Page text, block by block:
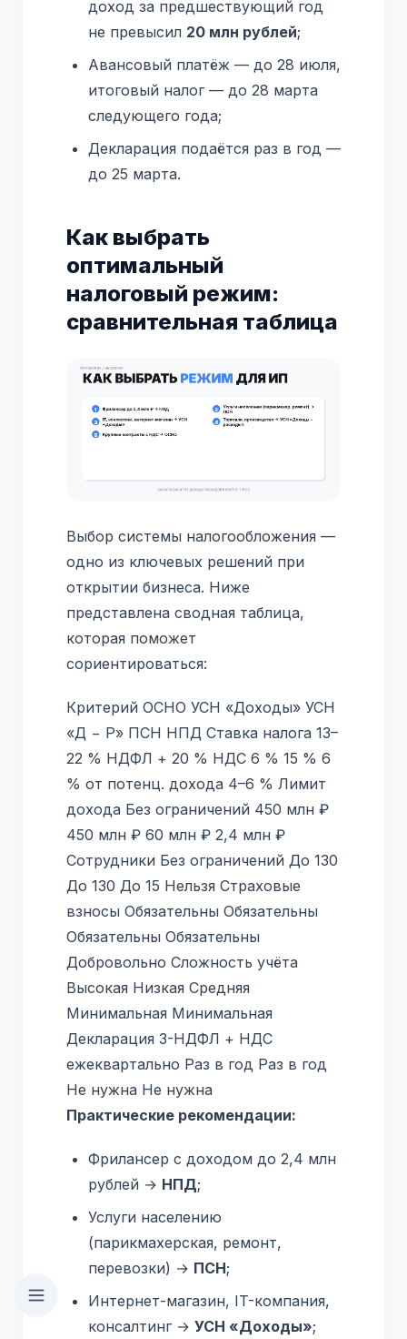
доход за предшествующий год
не превысил 20 млн рублей;
Авансовый платёж — до 28 июля,
итоговый налог — до 28 марта
следующего года;
Декларация подаётся раз в год —
до 25 марта.
Как выбрать
оптимальный
налоговый режим:
сравнительная таблица
Выбор системы налогообложения —
одно из ключевых решений при
открытии бизнеса. Ниже
представлена сводная таблица,
которая поможет
сориентироваться:
Критерий ОСНО УСН «Доходы» УСН
«Д − Р» ПСН НПД Ставка налога 13–
22 % НДФЛ + 20 % НДС 6 % 15 % 6
% от потенц. дохода 4–6 % Лимит
дохода Без ограничений 450 млн ₽
450 млн ₽ 60 млн ₽ 2,4 млн ₽
Сотрудники Без ограничений До 130
До 130 До 15 Нельзя Страховые
взносы Обязательны Обязательны
Обязательны Обязательны
Добровольно Сложность учёта
Высокая Низкая Средняя
Минимальная Минимальная
Декларация 3-НДФЛ + НДС
ежеквартально Раз в год Раз в год
Не нужна Не нужна
Практические рекомендации:
Фрилансер с доходом до 2,4 млн
рублей → НПД;
Услуги населению
(парикмахерская, ремонт,
перевозки) → ПСН;
Интернет-магазин, IT-компания,
консалтинг → УСН «Доходы»;